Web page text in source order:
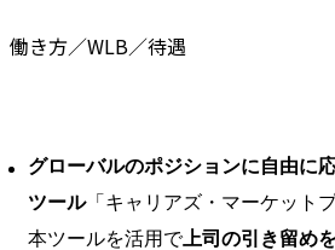
働き方／WLB／待遇
グローバルのポジションに自由に
ツール「キャリアズ・マーケット
本ツールを活用で上司の引き留め